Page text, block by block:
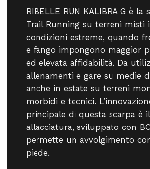
RIBELLE RUN KALIBRA G è la
Trail Running su terreni misti
condizioni estreme, quando
e fango impongono maggior
ed elevata affidabilità. Da
allenamenti e gare su medie
anche in estate su terreni
morbidi e tecnici.
principale di questa scarpa è
allacciatura, sviluppato con
permette un avvolgimento
piede.